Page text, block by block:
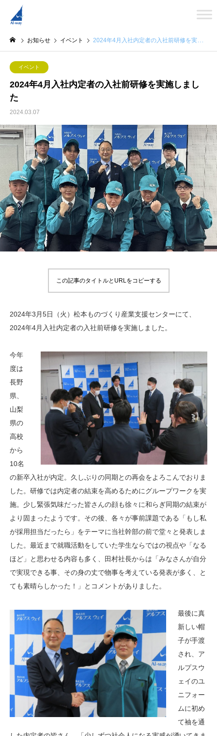
お知らせ イベント 2024年4月入社内定者の入社前研修を実施しました
イベント
2024年4月入社内定者の入社前研修を実施しまし
た
2024.03.07
この記事のタイトルとURLをコピーする
2024年3月5日（火）松本ものづくり産業支援センターにて、
2024年4月入社内定者の入社前研修を実施しました。
今年
度は
長野
県、
山梨
県の
高校
から
10名
の新卒入社が内定。久しぶりの同期との再会をよろこんでおりま
した。研修では内定者の結束を高めるためにグループワークを実
施。少し緊張気味だった皆さんの顔も徐々に和らぎ同期の結束が
より固まったようです。その後、各々が事前課題である「もし私
が採用担当だったら」をテーマに当社幹部の前で堂々と発表しま
した。最近まで就職活動をしていた学生ならではの視点や「なる
ほど」と思わせる内容も多く、田村社長からは「みなさんが自分
で実現できる事、その身の丈で物事を考えている発表が多く、と
ても素晴らしかった！」とコメントがありました。
最後に真
新しい帽
子が手渡
され、ア
ルプスウ
ェイのユ
ニフォー
ムに初め
て袖を通